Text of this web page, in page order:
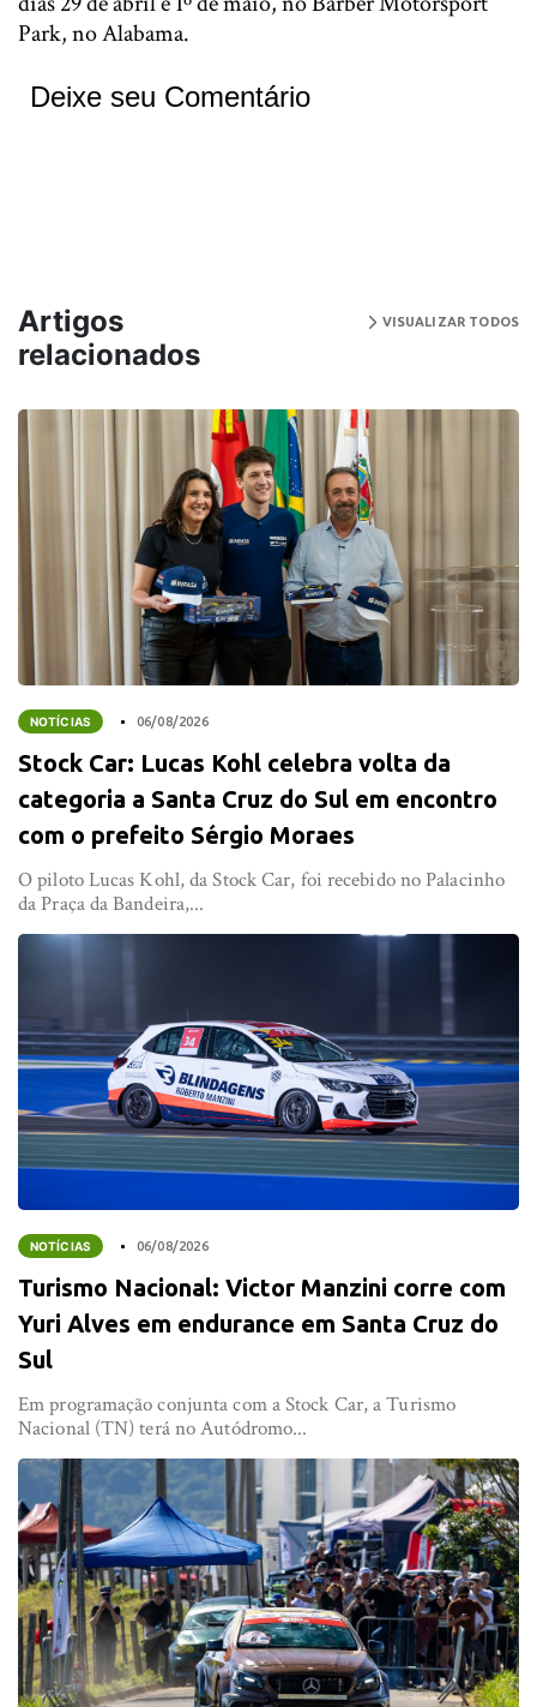
Park, no Alabama.
Deixe seu Comentário
Artigos
relacionados
VISUALIZAR TODOS
NOTÍCIAS 06/08/2026
Stock Car: Lucas Kohl celebra volta da
categoria a Santa Cruz do Sul em encontro
com o prefeito Sérgio Moraes
O piloto Lucas Kohl, da Stock Car, foi recebido no Palacinho
da Praça da Bandeira,...
NOTÍCIAS 06/08/2026
Turismo Nacional: Victor Manzini corre com
Yuri Alves em endurance em Santa Cruz do
Sul
Em programação conjunta com a Stock Car, a Turismo
Nacional (TN) terá no Autódromo...